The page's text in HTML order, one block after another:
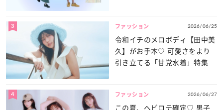
3 ファッション 2026/06/25
令和イチのメロボディ【田中美
久】がお手本♡ 可愛さをより
引き立てる「甘党水着」特集
4 ファッション 2026/06/27
この夏、ヘビロテ確定♡ 男子